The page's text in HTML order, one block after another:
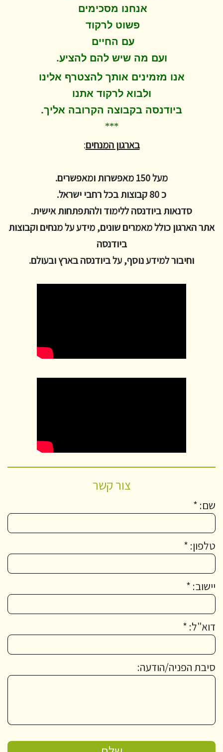
אנחנו מסכימים
פשוט לרקוד
עם החיים
ועם מה שיש להם להציע.
אנו מזמינים אותך להצטרף אלינו
ולבוא לרקוד אתנו
ביודנסה בקבוצה הקרובה אליך.
***
בארגון המנחים:
מעל 150 מאפשרות ומאפשרים.
כ 80 קבוצות בכל רחבי ישראל.
סדנאות ביודנסה ללימוד ולהתפתחות אישית.
אתר הארגון כולל מאמרים שונים, מידע על מנחים וקבוצות
ביודנסה
וחיבור למידע נוסף, על ביודנסה בארץ ובעולם.
צור קשר
שם: *
טלפון: *
יישוב: *
דוא"ל: *
סיבת הפניה/הודעה: